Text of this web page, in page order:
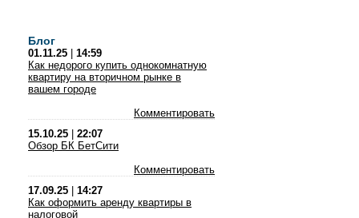
Блог
01.11.25
14:59
Как недорого купить однокомнатную
квартиру на вторичном рынке в
вашем городе
Комментировать
15.10.25
22:07
Обзор БК БетСити
Комментировать
17.09.25
14:27
Как оформить аренду квартиры в
налоговой